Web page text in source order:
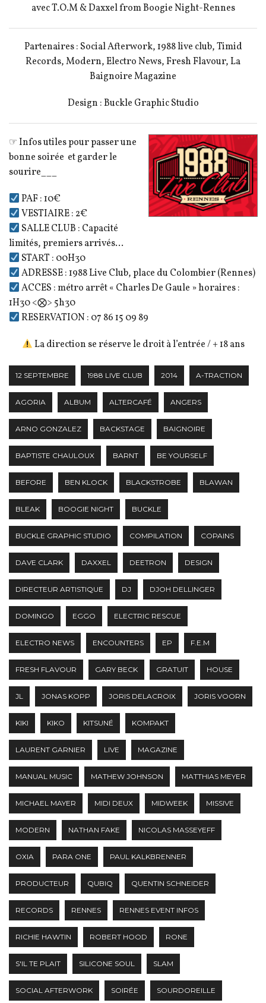
avec T.O.M & Daxxel from Boogie Night-Rennes
Partenaires : Social Afterwork, 1988 live club, Timid
Records, Modern, Electro News, Fresh Flavour, La
Baignoire Magazine
Design : Buckle Graphic Studio
☞ Infos utiles pour passer une
bonne soirée et garder le
sourire___
PAF : 10€
VESTIAIRE : 2€
SALLE CLUB : Capacité
limités, premiers arrivés…
START : 00H30
ADRESSE : 1988 Live Club, place du Colombier (Rennes)
ACCES : métro arrêt « Charles De Gaule » horaires :
1H30 <⨂> 5h30
RESERVATION : 07 86 15 09 89
La direction se réserve le droit à l’entrée / + 18 ans
12 SEPTEMBRE 1988 LIVE CLUB 2014 A-TRACTION
AGORIA ALBUM ALTERCAFÉ ANGERS
ARNO GONZALEZ BACKSTAGE BAIGNOIRE
BAPTISTE CHAULOUX BARNT BE YOURSELF
BEFORE BEN KLOCK BLACKSTROBE BLAWAN
BLEAK BOOGIE NIGHT BUCKLE
BUCKLE GRAPHIC STUDIO COMPILATION COPAINS
DAVE CLARK DAXXEL DEETRON DESIGN
DIRECTEUR ARTISTIQUE DJ DJOH DELLINGER
DOMINGO EGGO ELECTRIC RESCUE
ELECTRO NEWS ENCOUNTERS EP F.E.M
FRESH FLAVOUR GARY BECK GRATUIT HOUSE
JL JONAS KOPP JORIS DELACROIX JORIS VOORN
KIKI KIKO KITSUNÉ KOMPAKT
LAURENT GARNIER LIVE MAGAZINE
MANUAL MUSIC MATHEW JOHNSON MATTHIAS MEYER
MICHAEL MAYER MIDI DEUX MIDWEEK MISSIVE
MODERN NATHAN FAKE NICOLAS MASSEYEFF
OXIA PARA ONE PAUL KALKBRENNER
PRODUCTEUR QUBIQ QUENTIN SCHNEIDER
RECORDS RENNES RENNES EVENT INFOS
RICHIE HAWTIN ROBERT HOOD RONE
S'IL TE PLAIT SILICONE SOUL SLAM
SOCIAL AFTERWORK SOIRÉE SOURDOREILLE